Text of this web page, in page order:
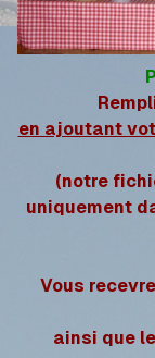
en ajoutant
(notre
uniquement
Vous
ainsi que